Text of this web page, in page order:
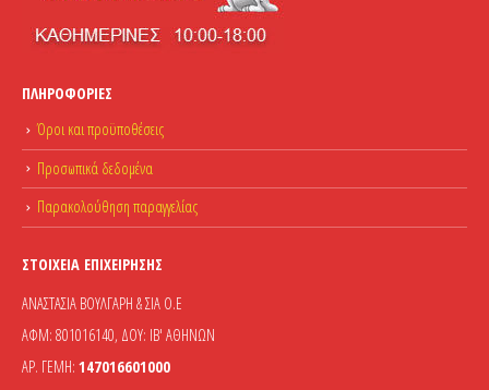
ΠΛΗΡΟΦΟΡΊΕΣ
Όροι και προϋποθέσεις
Προσωπικά δεδομένα
Παρακολούθηση παραγγελίας
ΣΤΟΙΧΕΊΑ ΕΠΙΧΕΊΡΗΣΗΣ
ΑΝΑΣΤΑΣΙΑ ΒΟΥΛΓΑΡΗ & ΣΙΑ Ο.Ε
ΑΦΜ: 801016140, ΔΟΥ: ΙΒ' ΑΘΗΝΩΝ
ΑΡ. ΓΕΜΗ: 147016601000